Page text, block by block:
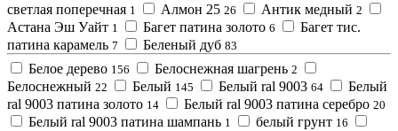
светлая поперечная 1 Алмон 25 26 Антик медный 2
Астана Эш Уайт 1 Багет патина золото 6
Багет тис.
патина карамель 7 Беленый дуб 83
Белое дерево 156 Белоснежная шагрень 2
Белоснежный 22 Белый 145 Белый ral 9003 64
Белый
ral 9003 патина золото 14 Белый ral 9003 патина серебро 20
Белый ral 9003 патина шампань 1 белый грунт 16